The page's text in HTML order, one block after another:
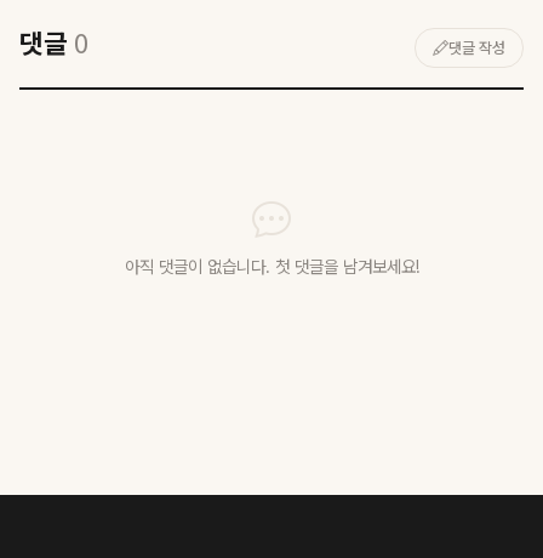
댓글 0 댓글 작성
아직 댓글이 없습니다. 첫 댓글을 남겨보세요!